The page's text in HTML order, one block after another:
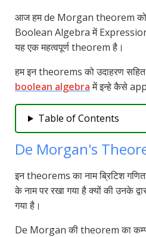
आज हम de Morgan theorem
Boolean Algebra में
यह एक महत्वपूर्ण theorem है।
हम इन theorems को उदाहरण
boolean algebraमें इन्हे कैसे
Table of Contents
De Morgan's
इन theorems का नाम ब्रिटिश
के नाम पर रखा गया है क्यों की उनके
गया है।
De Morgan की theorem का